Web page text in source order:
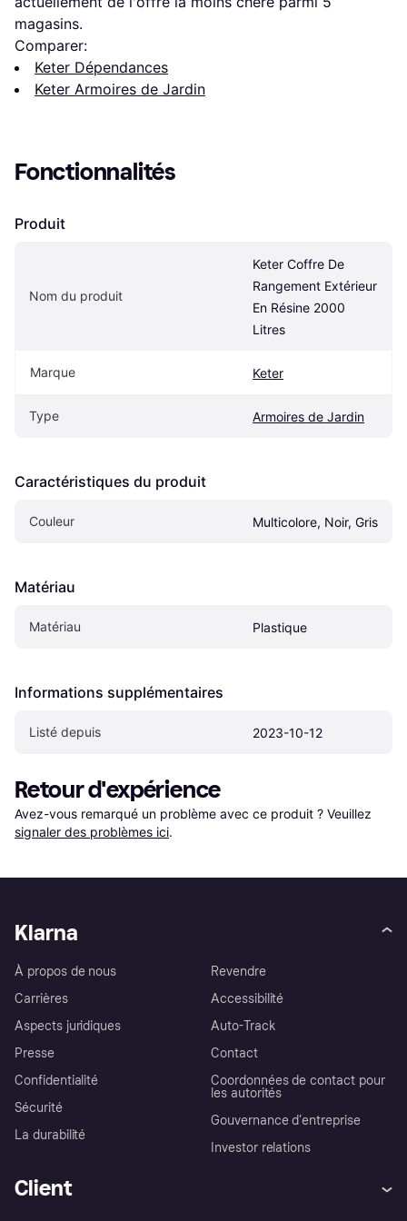
magasins.
Comparer:
Keter Dépendances
Keter Armoires de Jardin
Fonctionnalités
Produit
Nom du produit
Keter Coffre De
Rangement Extérieur
En Résine 2000
Litres
Marque Keter
Type Armoires de Jardin
Caractéristiques du produit
Couleur Multicolore, Noir, Gris
Matériau
Matériau Plastique
Informations supplémentaires
Listé depuis 2023-10-12
Retour d'expérience
Avez-vous remarqué un problème avec ce produit ? Veuillez
signaler des problèmes ici.
Klarna
À propos de nous
Carrières
Aspects juridiques
Presse
Confidentialité
Sécurité
La durabilité
Revendre
Accessibilité
Auto-Track
Contact
Coordonnées de contact pour
les autorités
Gouvernance d’entreprise
Investor relations
Client